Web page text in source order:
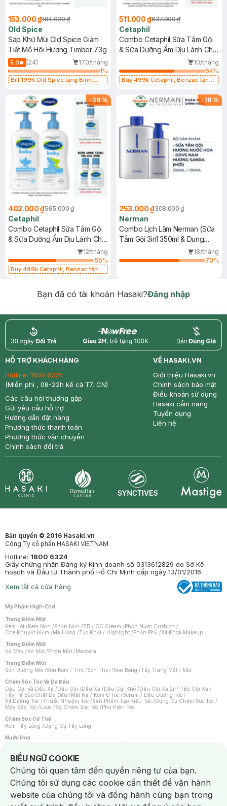
153.000 ₫184.000 ₫
Old Spice
Sáp Khử Mùi Old Spice Giảm
Tiết Mồ Hôi Hương Timber 73g
5.0 (24)
170/tháng
1%
Bill 199K Old Spice tặng Bình
511.000 ₫637.000 ₫
Cetaphil
Combo Cetaphil Sữa Tắm Gội
& Sữa Dưỡng Ẩm Dịu Lành Cho
Bé Tinh Chất Hoa Cúc
400mlx2
10/tháng
64%
Buy 499k Cetaphil, Benzac tặng
-29 %
402.000 ₫565.000 ₫
Cetaphil
Combo Cetaphil Sữa Tắm Gội
& Sữa Dưỡng Ẩm Dịu Lành Cho
12/tháng
56%
Buy 499k Cetaphil, Benzac tặng
-18 %
253.000 ₫308.000 ₫
Nerman
Combo Lịch Lãm Nerman (Sữa
Tắm Gội 3in1 350ml & Dung
Dịch Vệ Sinh Nam Sanda
100ml) (Mới)
18/tháng
70%
Bạn đã có tài khoản Hasaki?Đăng nhập
return nowfree price
HỖ TRỢ KHÁCH HÀNG
Hotline: 1800 6324
(Miễn phí , 08-22h kể cả T7, CN)
Các câu hỏi thường gặp
Gửi yêu cầu hỗ trợ
Hướng dẫn đặt hàng
Phương thức thanh toán
Phương thức vận chuyển
Chính sách đổi trả
VỀ HASAKI.VN
Giới thiệu Hasaki.vn
Chính sách bảo mật
Điều khoản sử dụng
Hasaki cẩm nang
Tuyển dụng
Liên hệ
Bản quyền © 2016 Hasaki.vn
Công Ty cổ phần HASAKI VIETNAM
Hotline: 1800 6324
Giấy chứng nhận Đăng ký Kinh doanh số 0313612829 do Sở Kế
hoạch và Đầu tư Thành phố Hồ Chí Minh cấp ngày 13/01/2016
Xem tất cả cửa hàng
Mỹ Phẩm High-End
Trang Điểm Mặt
Kem Lót /Kem Nền /Phấn Nền /BB / CC Cream /Phấn Nước Cushion /
Che Khuyết Điểm /Má Hồng /Tạo Khối / Highlight /Phấn Phủ /Xịt Khoá Makeup
Trang Điểm Mắt
Kẻ Mày /Kẻ Mắt /Phấn Mắt /Mascara
Trang Điểm Môi
Son Dưỡng Môi /Son Kem / Tint /Son Thỏi /Son Bóng /Tẩy Trang Mắt / Môi
Chăm Sóc Tóc Và Da Đầu
Dầu Gội Và Dầu Xả /Dầu Gội /Dầu Xả /Dầu Gội Khô /Dầu Gội Xả 2in1 /Bộ Gội Xả /
Tẩy Tế Bào Chết Da Đầu /Mặt Nạ / Kem Ủ Tóc /Serum / Dầu Dưỡng Tóc /
Xịt Dưỡng Tóc /Thuốc Nhuộm Tóc /Sản Phẩm Tạo Kiểu Tóc /Dụng Cụ Chăm Sóc Tóc /
Máy Sấy Tóc /Lược /Bộ Chăm Sóc Tóc /Phụ Kiện Tóc
Chăm Sóc Cơ Thể
Kem Tẩy Lông /Dụng Cụ Tẩy Lông
Nước Hoa
Nước Hoa Nữ
Chăm Sóc Cá Nhân
Chống Muỗi /Khẩu Trang /Máy Massage/Mặt Nạ Xông Hơi /Nước Rửa Tay/
Sản Phẩm Chăm Sóc Khác /Bàn Chải Đánh Răng /Bàn Chải Điện/
Hỗ Trợ Trắng Răng/Kem Đánh Răng /Máy Tăm Nước/ Nước Súc Miệng/
Tăm / Chỉ Nha Khoa/ Xịt Thơm Miệng / Dung Dịch Vệ Sinh/Dưỡng Vùng Kín/
Khăn Ướt Vệ Sinh Vùng Kín/Băng Vệ Sinh/Tampon/Bọt Cạo Râu /Dao Cạo Râu/
Máy Cạo Râu
BIỂU NGỮ COOKIE
Notice about cookies usage
Chúng tôi quan tâm đến quyền riêng tư của bạn.
Chúng tôi sử dụng các cookie cần thiết để vận hành
website của chúng tôi và đồng hành cùng bạn trong